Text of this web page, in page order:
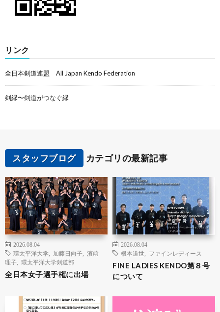
リンク
全日本剣道連盟 All Japan Kendo Federation
剣縁〜剣道がつなぐ縁
スタッフブログ カテゴリの最新記事
2026.08.04
環太平洋大学
加藤日向子
濱﨑
理子
環太平洋大学剣道部
全日本女子選手権に出場
2026.08.04
根本道世
ファインレディース
FINE LADIES KENDO第８号
について